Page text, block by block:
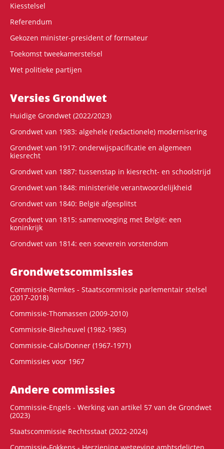
Kiesstelsel
Referendum
Gekozen minister-president of formateur
Toekomst tweekamerstelsel
Wet politieke partijen
Versies Grondwet
Huidige Grondwet (2022/2023)
Grondwet van 1983: algehele (redactionele) modernisering
Grondwet van 1917: onderwijspacificatie en algemeen
kiesrecht
Grondwet van 1887: tussenstap in kiesrecht- en schoolstrijd
Grondwet van 1848: ministeriële verantwoordelijkheid
Grondwet van 1840: België afgesplitst
Grondwet van 1815: samenvoeging met België: een
koninkrijk
Grondwet van 1814: een soeverein vorstendom
Grondwets­commissies
Commissie-Remkes - Staatscommissie parlementair stelsel
(2017-2018)
Commissie-Thomassen (2009-2010)
Commissie-Biesheuvel (1982-1985)
Commissie-Cals/Donner (1967-1971)
Commissies voor 1967
Andere commissies
Commissie-Engels - Werking van artikel 57 van de Grondwet
(2023)
Staatscommissie Rechtsstaat (2022-2024)